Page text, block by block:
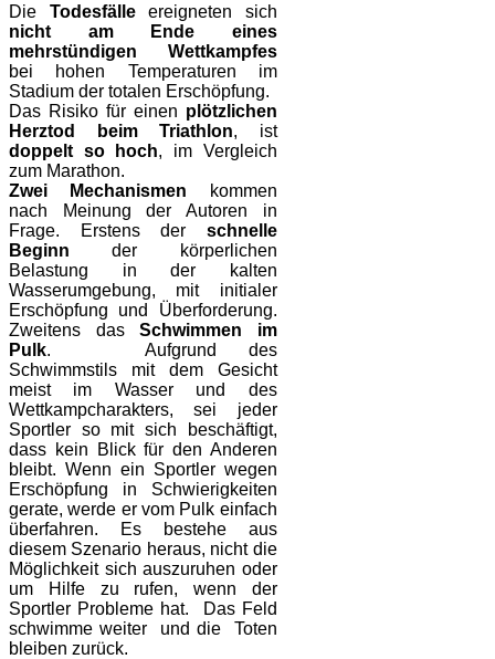
Die Todesfälleereigneten sich
nicht am Ende eines
mehrstündigen Wettkampfes
bei hohen Temperaturen im
Stadium der totalen Erschöpfung.
Das Risiko für einen plötzlichen
Herztod beim Triathlon, ist
doppelt so hoch, im Vergleich
zum Marathon.
Zwei Mechanismen kommen
nach Meinung der Autoren in
Frage. Erstens der schnelle
Beginn der körperlichen
Belastung in der kalten
Wasserumgebung, mit initialer
Erschöpfung und Überforderung.
Zweitens dasSchwimmen im
Pulk. Aufgrund des
Schwimmstils mit dem Gesicht
meist im Wasser und des
Wettkampcharakters, sei jeder
Sportler so mit sich beschäftigt,
dass kein Blick für den Anderen
bleibt. Wenn ein Sportler wegen
Erschöpfung in Schwierigkeiten
gerate, werde er vom Pulk einfach
überfahren. Es bestehe aus
diesem Szenario heraus, nicht die
Möglichkeit sich auszuruhen oder
um Hilfe zu rufen, wenn der
Sportler Probleme hat. Das Feld
schwimme weiter und die Toten
bleiben zurück.